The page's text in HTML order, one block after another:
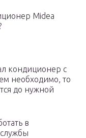
Midea
кондиционер с
необходимо, то
до нужной
в